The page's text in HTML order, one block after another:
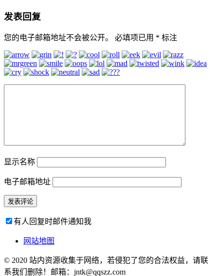
发表回复
您的电子邮箱地址不会被公开。 必填项已用 * 标注
显示名称
电子邮箱地址
有人回复时邮件通知我
网站地图
© 2020 站内资源收集于网络，若侵犯了您的合法权益，请联
系我们删除！邮箱：jntk@qqszz.com